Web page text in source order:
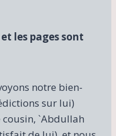
les pages sont
notre bien-
sur lui)
cousin, `Abdullah